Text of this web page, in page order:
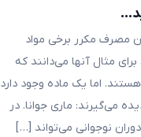
مصرف مکرر برخی مواد
مثال آنها می‌دانند که
اما یک ماده وجود دارد
می‌گیرند: ماری جوانا. در
نوجوانی می‌تواند […]